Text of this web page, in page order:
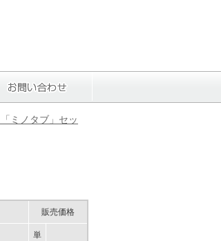
ミノタブ」セッ
販売価格
単